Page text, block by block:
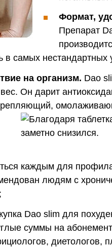
Формат,
Препарат
в самых нестандартных
на организм. Dao
Он дарит
каждым для
людям с
Dao slim для
суммы на
диетологов,